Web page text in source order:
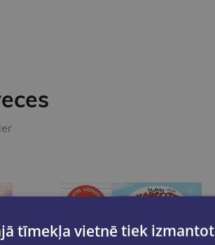
tīmekļa vietnē tiek